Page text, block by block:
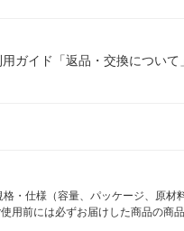
ガイド「返品・交換について
・仕様（容量、パッケージ、原材
用前には必ずお届けした商品の商